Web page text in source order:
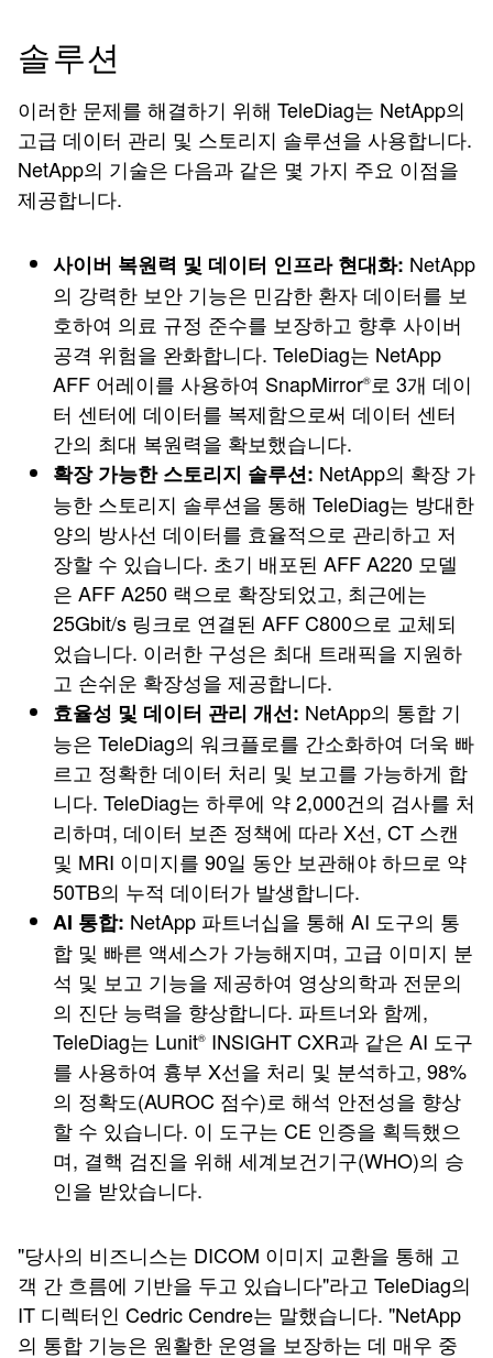
솔루션
이러한 문제를 해결하기 위해 TeleDiag는 NetApp의
고급 데이터 관리 및 스토리지 솔루션을 사용합니다.
NetApp의 기술은 다음과 같은 몇 가지 주요 이점을
제공합니다.
사이버 복원력 및 데이터 인프라 현대화: NetApp
의 강력한 보안 기능은 민감한 환자 데이터를 보
호하여 의료 규정 준수를 보장하고 향후 사이버
공격 위험을 완화합니다. TeleDiag는 NetApp
AFF 어레이를 사용하여 SnapMirror® 로 3개 데이
터 센터에 데이터를 복제함으로써 데이터 센터
간의 최대 복원력을 확보했습니다.
확장 가능한 스토리지 솔루션: NetApp의 확장 가
능한 스토리지 솔루션을 통해 TeleDiag는 방대한
양의 방사선 데이터를 효율적으로 관리하고 저
장할 수 있습니다. 초기 배포된 AFF A220 모델
은 AFF A250 랙으로 확장되었고, 최근에는
25Gbit/s 링크로 연결된 AFF C800으로 교체되
었습니다. 이러한 구성은 최대 트래픽을 지원하
고 손쉬운 확장성을 제공합니다.
효율성 및 데이터 관리 개선: NetApp의 통합 기
능은 TeleDiag의 워크플로를 간소화하여 더욱 빠
르고 정확한 데이터 처리 및 보고를 가능하게 합
니다. TeleDiag는 하루에 약 2,000건의 검사를 처
리하며, 데이터 보존 정책에 따라 X선, CT 스캔
및 MRI 이미지를 90일 동안 보관해야 하므로 약
50TB의 누적 데이터가 발생합니다.
AI 통합: NetApp 파트너십을 통해 AI 도구의 통
합 및 빠른 액세스가 가능해지며, 고급 이미지 분
석 및 보고 기능을 제공하여 영상의학과 전문의
의 진단 능력을 향상합니다. 파트너와 함께,
TeleDiag는 Lunit® INSIGHT CXR과 같은 AI 도구
를 사용하여 흉부 X선을 처리 및 분석하고, 98%
의 정확도(AUROC 점수)로 해석 안전성을 향상
할 수 있습니다. 이 도구는 CE 인증을 획득했으
며, 결핵 검진을 위해 세계보건기구(WHO)의 승
인을 받았습니다.
"당사의 비즈니스는 DICOM 이미지 교환을 통해 고
객 간 흐름에 기반을 두고 있습니다"라고 TeleDiag의
IT 디렉터인 Cedric Cendre는 말했습니다. "NetApp
의 통합 기능은 원활한 운영을 보장하는 데 매우 중